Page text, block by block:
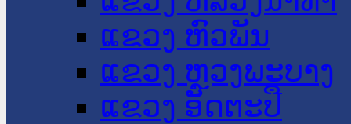
ແຂວງ ຫົວພັນ
ແຂວງ ຫຼວງພະບາງ
ແຂວງ ອັດຕະປື